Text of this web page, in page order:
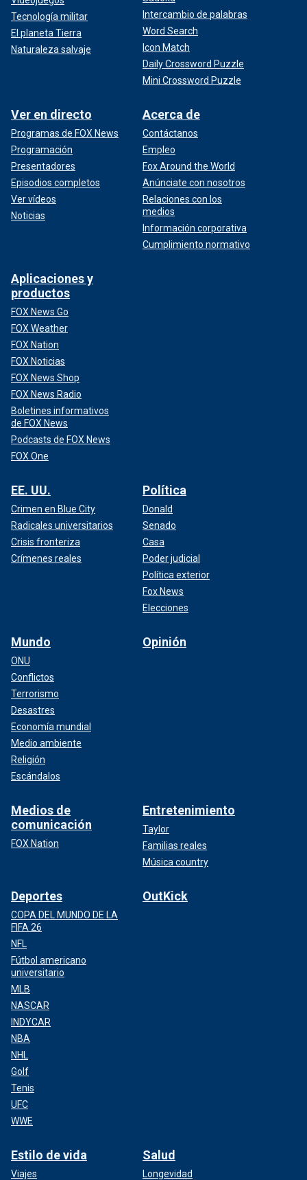
Tecnología militar
El planeta Tierra
Naturaleza salvaje
Intercambio de palabras
Word Search
Icon Match
Daily Crossword Puzzle
Mini Crossword Puzzle
Ver en directo
Programas de FOX News
Programación
Presentadores
Episodios completos
Ver vídeos
Noticias
Acerca de
Contáctanos
Empleo
Fox Around the World
Anúnciate con nosotros
Relaciones con los
medios
Información corporativa
Cumplimiento normativo
Aplicaciones y
productos
FOX News Go
FOX Weather
FOX Nation
FOX Noticias
FOX News Shop
FOX News Radio
Boletines informativos
de FOX News
Podcasts de FOX News
FOX One
EE. UU.
Crimen en Blue City
Radicales universitarios
Crisis fronteriza
Crímenes reales
Política
Donald
Senado
Casa
Poder judicial
Política exterior
Fox News
Elecciones
Mundo
ONU
Conflictos
Terrorismo
Desastres
Economía mundial
Medio ambiente
Religión
Escándalos
Opinión
Medios de
comunicación
FOX Nation
Entretenimiento
Taylor
Familias reales
Música country
Deportes
COPA DEL MUNDO DE LA
FIFA 26
NFL
Fútbol americano
universitario
MLB
NASCAR
INDYCAR
NBA
NHL
Golf
Tenis
UFC
WWE
OutKick
Estilo de vida
Viajes
Salud
Longevidad